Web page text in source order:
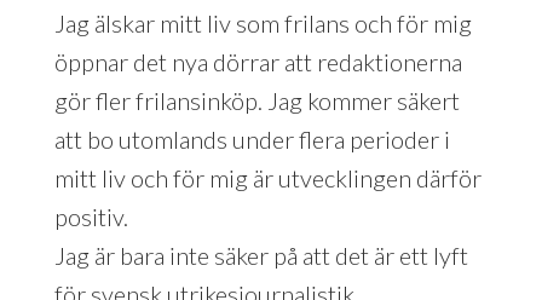
Jag älskar mitt liv som frilans och för mig
öppnar det nya dörrar att redaktionerna
gör fler frilansinköp. Jag kommer säkert
att bo utomlands under flera perioder i
mitt liv och för mig är utvecklingen därför
positiv.
Jag är bara inte säker på att det är ett lyft
för svensk utrikesjournalistik.